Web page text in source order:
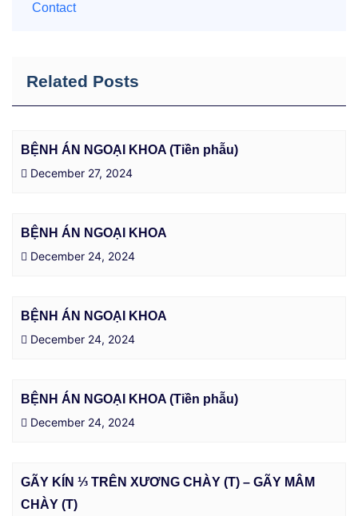
Contact
Related Posts
BỆNH ÁN NGOẠI KHOA (Tiền phẫu)
December 27, 2024
BỆNH ÁN NGOẠI KHOA
December 24, 2024
BỆNH ÁN NGOẠI KHOA
December 24, 2024
BỆNH ÁN NGOẠI KHOA (Tiền phẫu)
December 24, 2024
GÃY KÍN ⅓ TRÊN XƯƠNG CHÀY (T) – GÃY MÂM
CHÀY (T)